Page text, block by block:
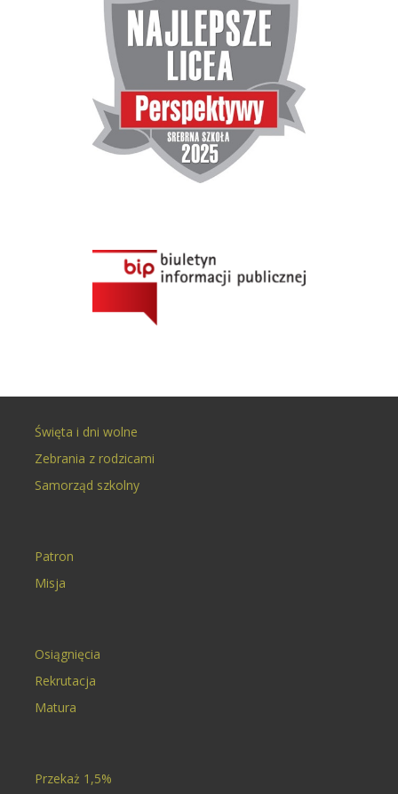
Święta i dni wolne
Zebrania z rodzicami
Samorząd szkolny
Patron
Misja
Osiągnięcia
Rekrutacja
Matura
Przekaż 1,5%